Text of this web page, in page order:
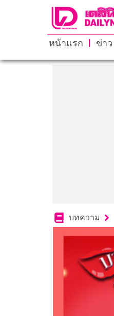
หน้าแรก ข่าว
บทความ